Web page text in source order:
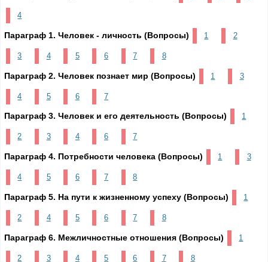
4
Параграф 1. Человек - личность (Вопросы) 1 2
3 4 5 6 7 8
Параграф 2. Человек познает мир (Вопросы) 1 3
4 5 6 7
Параграф 3. Человек и его деятельность (Вопросы) 1
2 3 4 6 7
Параграф 4. Потребности человека (Вопросы) 1 3
4 5 6 7 8
Параграф 5. На пути к жизненному успеху (Вопросы) 1
2 4 5 6 7 8
Параграф 6. Межличностные отношения (Вопросы) 1
2 3 4 5 6 7 8